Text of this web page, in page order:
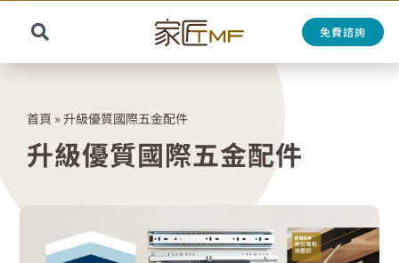
content
Toggle
Navigation
Search
免費諮詢
首頁 »升級優質國際五金配件
升級優質國際五金配件